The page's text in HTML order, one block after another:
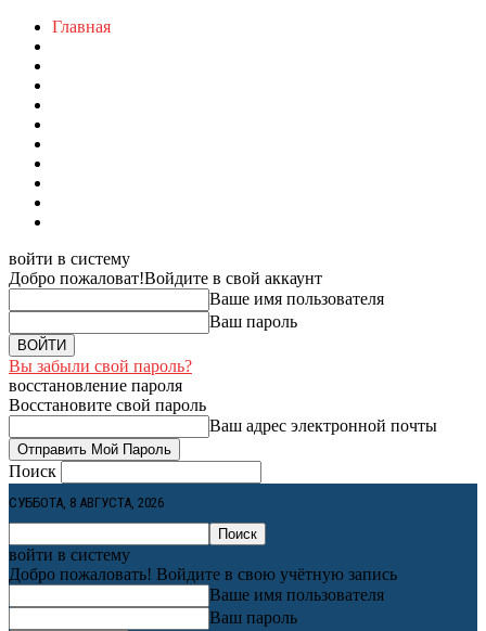
Главная
войти в систему
Добро пожаловат!Войдите в свой аккаунт
Ваше имя пользователя
Ваш пароль
Вы забыли свой пароль?
восстановление пароля
Восстановите свой пароль
Ваш адрес электронной почты
Поиск
СУББОТА, 8 АВГУСТА, 2026
войти в систему
Добро пожаловать! Войдите в свою учётную запись
Ваше имя пользователя
Ваш пароль